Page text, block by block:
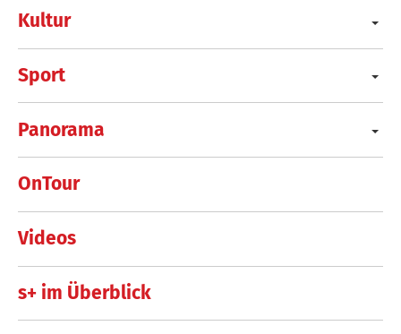
Kultur
Sport
Panorama
OnTour
Videos
s+ im Überblick